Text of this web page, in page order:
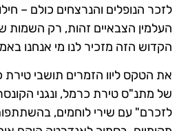
לזכר הנופלים והנרצחים כולם –
העלמין הצבאיים זהות, רק השמות
הקדוש הזה מזכיר לנו מי אנחנו
את הטקס ליוו הזמרים תושבי טירת
של מתנ"ס טירת כרמל, ונגני
לזכרם" עם שירי לוחמים,